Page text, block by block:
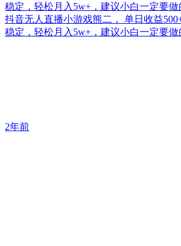
稳定，轻松月入5w+，建议小白一定要做
抖音无人直播小游戏熊二， 单日收益
稳定，轻松月入5w+，建议小白一定要做
2年前